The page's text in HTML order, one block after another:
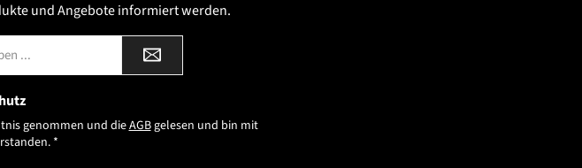
und Angebote informiert werden.
genommen und dieAGBgelesen und bin mit
*